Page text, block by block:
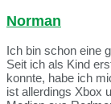
Norman
Ich bin schon eine
Seit ich als Kind
konnte, habe ich
ist allerdings Xbox